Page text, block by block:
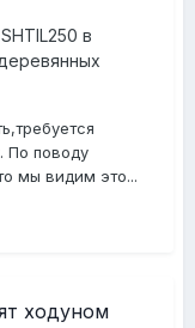
SHTIL250 в
По поводу
мы видим это...
ходуном